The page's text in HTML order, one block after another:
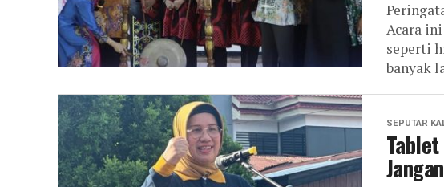
Acara
seperti
banyak
SEPUTAR